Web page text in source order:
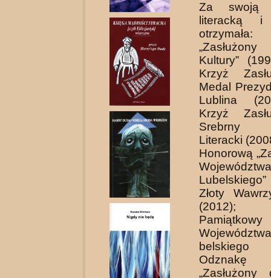
Za swoją
literacką i
Kultury”
Krzyż
Medal
Lublina
Krzyż
Srebrny
Literacki
Honorową
Województwa
Złoty
Pamiątkowy
Odznakę